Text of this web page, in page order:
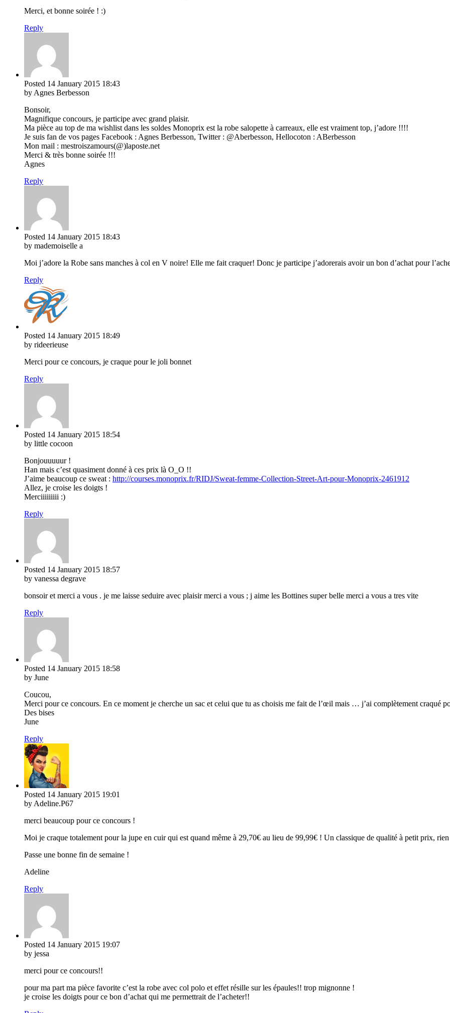
Merci, et bonne soirée ! :)
Reply
Posted 14 January 2015 18:43
by Agnes Berbesson
Bonsoir,
Magnifique concours, je participe avec grand plaisir.
Ma pièce au top de ma wishlist dans les soldes Monoprix est la robe salopette à carreaux, elle est vraiment top, j’adore !!!!
Je suis fan de vos pages Facebook : Agnes Berbesson, Twitter : @Aberbesson, Hellocoton : ABerbesson
Mon mail : mestroiszamours(@)laposte.net
Merci & très bonne soirée !!!
Agnes
Reply
Posted 14 January 2015 18:43
by mademoiselle a
Moi j’adore la Robe sans manches à col en V noire! Elle me fait craquer! Donc je participe j’adorerais avoir un bon d’achat pour
Reply
Posted 14 January 2015 18:49
by rideerieuse
Merci pour ce concours, je craque pour le joli bonnet
Reply
Posted 14 January 2015 18:54
by little cocoon
Bonjouuuuur !
Han mais c’est quasiment donné à ces prix là O_O !!
J’aime beaucoup ce sweat : http://courses.monoprix.fr/RIDJ/Sweat-femme-Collection-Street-Art-pour-Monoprix-2461912
Allez, je croise les doigts !
Merciiiiiiiii :)
Reply
Posted 14 January 2015 18:57
by vanessa degrave
bonsoir et merci a vous . je me laisse seduire avec plaisir merci a vous ; j aime les Bottines super belle merci a vous a tres vite
Reply
Posted 14 January 2015 18:58
by June
Coucou,
Merci pour ce concours. En ce moment je cherche un sac et celui que tu as choisis me fait de l’œil mais … j’ai complètement craqué
Des bises
June
Reply
Posted 14 January 2015 19:01
by Adeline.P67
merci beaucoup pour ce concours !
Moi je craque totalement pour la jupe en cuir qui est quand même à 29,70€ au lieu de 99,99€ ! Un classique de qualité à petit prix,
Passe une bonne fin de semaine !
Adeline
Reply
Posted 14 January 2015 19:07
by jessa
merci pour ce concours!!
pour ma part ma pièce favorite c’est la robe avec col polo et effet résille sur les épaules!! trop mignonne !
je croise les doigts pour ce bon d’achat qui me permettrait de l’acheter!!